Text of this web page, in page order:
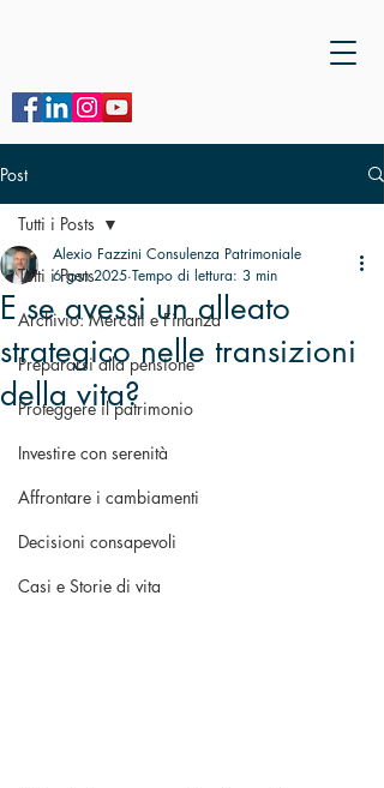
Post
Tutti i Posts
Archivio: Mercati e Finanza
Prepararsi alla pensione
Proteggere il patrimonio
Investire con serenità
Affrontare i cambiamenti
Decisioni consapevoli
Casi e Storie di vita
Tutti i Posts
E se avessi un alleato
strategico nelle transizioni
della vita?
Alexio Fazzini Consulenza Patrimoniale
6 gen 2025 Tempo di lettura: 3 min